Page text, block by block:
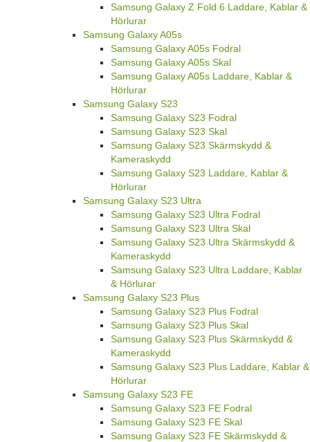
Samsung Galaxy Z Fold 6 Laddare, Kablar &
Hörlurar
Samsung Galaxy A05s
Samsung Galaxy A05s Fodral
Samsung Galaxy A05s Skal
Samsung Galaxy A05s Laddare, Kablar &
Hörlurar
Samsung Galaxy S23
Samsung Galaxy S23 Fodral
Samsung Galaxy S23 Skal
Samsung Galaxy S23 Skärmskydd &
Kameraskydd
Samsung Galaxy S23 Laddare, Kablar &
Hörlurar
Samsung Galaxy S23 Ultra
Samsung Galaxy S23 Ultra Fodral
Samsung Galaxy S23 Ultra Skal
Samsung Galaxy S23 Ultra Skärmskydd &
Kameraskydd
Samsung Galaxy S23 Ultra Laddare, Kablar
& Hörlurar
Samsung Galaxy S23 Plus
Samsung Galaxy S23 Plus Fodral
Samsung Galaxy S23 Plus Skal
Samsung Galaxy S23 Plus Skärmskydd &
Kameraskydd
Samsung Galaxy S23 Plus Laddare, Kablar &
Hörlurar
Samsung Galaxy S23 FE
Samsung Galaxy S23 FE Fodral
Samsung Galaxy S23 FE Skal
Samsung Galaxy S23 FE Skärmskydd &